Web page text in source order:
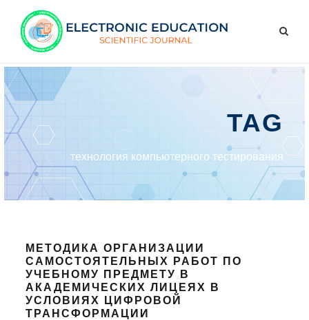
TAG
технология компьютерного тестирования
МЕТОДИКА ОРГАНИЗАЦИИ
САМОСТОЯТЕЛЬНЫХ РАБОТ ПО
УЧЕБНОМУ ПРЕДМЕТУ В
АКАДЕМИЧЕСКИХ ЛИЦЕЯХ В
УСЛОВИЯХ ЦИФРОВОЙ
ТРАНСФОРМАЦИИ